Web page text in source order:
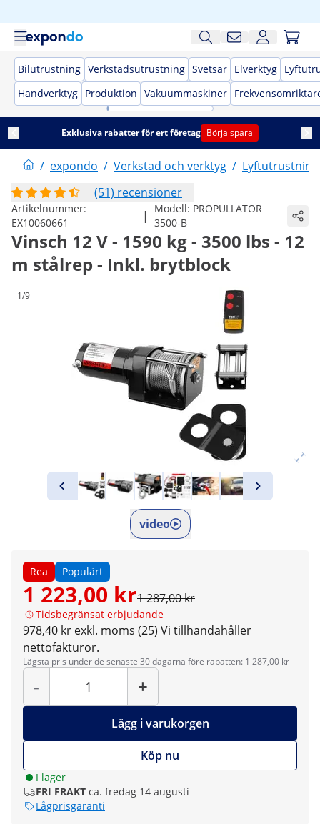
Bilutrustning Verkstadsutrustning Svetsar Elverktyg
Handverktyg Produktion Vakuummaskiner
Exklusiva rabatter för ert företag Börja spara
/ expondo / Verkstad och verktyg / Lyftutrustning
(51) recensioner
Artikelnummer:
EX10060661
| Modell: PROPULLATOR
3500-B
Vinsch 12 V - 1590 kg - 3500 lbs - 12
m stålrep - Inkl. brytblock
1/9
video
Rea Populärt
1 223,00 kr1 287,00 kr
Tidsbegränsat erbjudande
978,40 kr exkl. moms (25) Vi tillhandahåller
nettofakturor.
Lägsta pris under de senaste 30 dagarna före rabatten: 1 287,00 kr
-
Antal
+
Lägg i varukorgen
Köp nu
I lager
FRI FRAKT ca. fredag 14 augusti
Lågprisgaranti